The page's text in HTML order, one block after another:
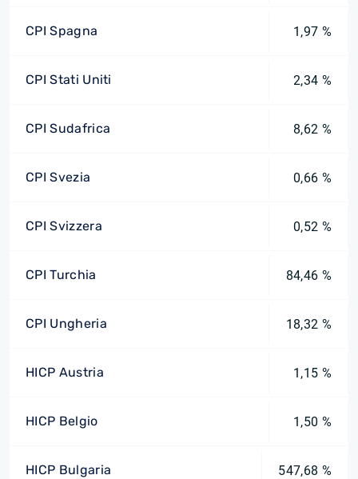
CPI Spagna 1,97 %
CPI Stati Uniti 2,34 %
CPI Sudafrica 8,62 %
CPI Svezia 0,66 %
CPI Svizzera 0,52 %
CPI Turchia 84,46 %
CPI Ungheria 18,32 %
HICP Austria 1,15 %
HICP Belgio 1,50 %
HICP Bulgaria 547,68 %